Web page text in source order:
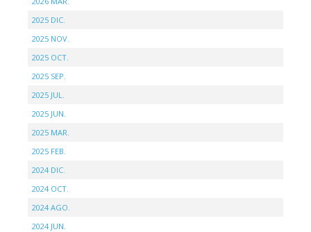
2025 DIC.
2025 NOV.
2025 OCT.
2025 SEP.
2025 JUL.
2025 JUN.
2025 MAR.
2025 FEB.
2024 DIC.
2024 OCT.
2024 AGO.
2024 JUN.